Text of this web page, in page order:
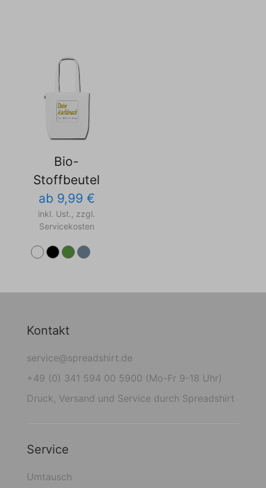
Bio-
Stoffbeutel
ab 9,99 €
inkl. Ust., zzgl.
Servicekosten
Kontakt
service@spreadshirt.de
+49 (0) 341 594 00 5900 (Mo-Fr 9-18 Uhr)
Druck, Versand und Service durch Spreadshirt
Service
Umtausch